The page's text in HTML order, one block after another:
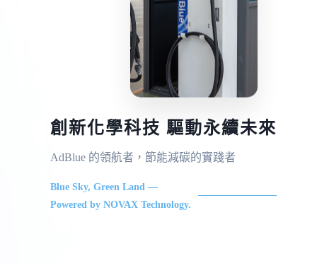
創新化學科技 驅動永續未來
AdBlue 的領航者，節能減碳的實踐者
Blue Sky, Green Land —
Powered by NOVAX Technology.